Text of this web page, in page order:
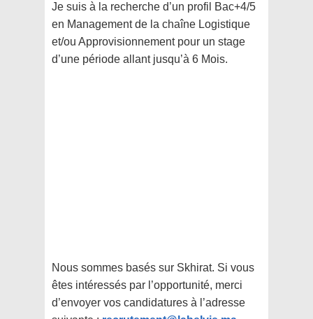
Je suis à la recherche d’un profil Bac+4/5
en Management de la chaîne Logistique
et/ou Approvisionnement pour un stage
d’une période allant jusqu’à 6 Mois.
Nous sommes basés sur Skhirat. Si vous
êtes intéressés par l’opportunité, merci
d’envoyer vos candidatures à l’adresse